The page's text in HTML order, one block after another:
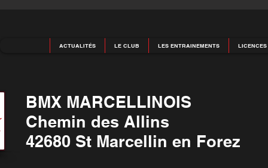
ACTUALITÉS LE CLUB LES ENTRAINEMENTS LICENCES
BMX MARCELLINOIS
Chemin des Allins
42680 St Marcellin en Forez